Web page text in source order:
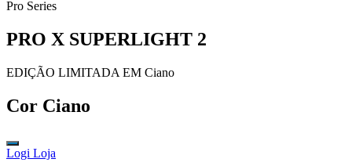
Pro Series
PRO X SUPERLIGHT 2
EDIÇÃO LIMITADA EM Ciano
Cor Ciano
Logi Loja